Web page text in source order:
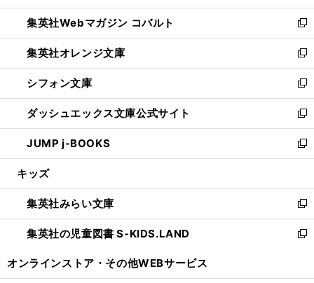
開
く
ウ
で
開
く
ン
ド
ウ
で
開
く
ウ
ィ
ン
ド
ウ
で
開
く
集英社Webマガジン コバルト
新
し
い
ウ
ィ
ン
ド
ウ
で
開
集英社オレンジ文庫
新
し
い
ウ
ィ
ン
ド
ウ
開
く
シフォン文庫
新
し
い
ウ
ィ
ン
ウ
で
開
く
ダッシュエックス文庫公式サイト
新
し
い
ウ
ン
ド
ウ
で
JUMP j-BOOKS
新
し
ウ
ィ
ン
ド
開
キッズ
集英社みらい文庫
新
し
い
ン
集英社の児童図書 S-KIDS.LAND
新
オンラインストア・ その他WEBサービス